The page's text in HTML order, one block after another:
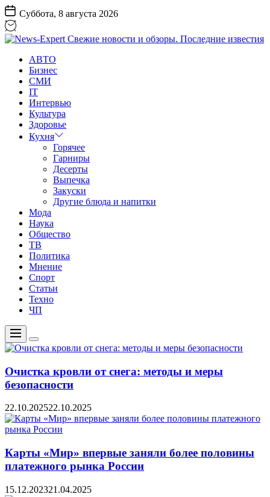
Перейти
к
содержанию
Суббота, 8 августа 2026
Expert
Свежие
новости
обзоры.
Последние
известия
АВТО
Бизнес
СМИ
IT
Интервью
Культура
Здоровье
Кухня
Горячее
Гарниры
Десерты
Выпечка
Закуски
Другие блюда и напитки
Мода
Наука
Общество
ТВ
Политика
Мнение
Спорт
Статьи
Техно
ЧП
Меню
Цвет
переключателя
Очистка кровли от снега: методы и меры
безопасности
22.10.202522.10.2025
Карты «Мир» впервые заняли более половины
платежного рынка России
15.12.202321.04.2025